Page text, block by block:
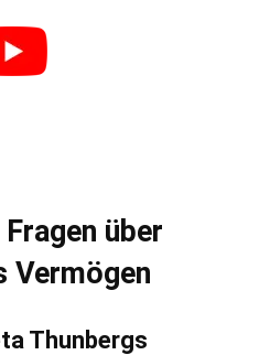
über
Vermögen
Thunbergs